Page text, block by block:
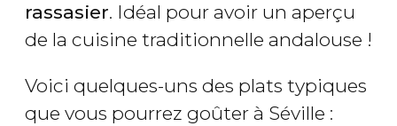
rassasier. Idéal pour avoir un aperçu
de la cuisine traditionnelle andalouse !
Voici quelques-uns des plats typiques
que vous pourrez goûter à Séville :